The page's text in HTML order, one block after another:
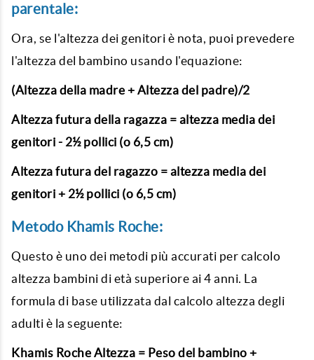
parentale:
Ora, se l'altezza dei genitori è nota, puoi prevedere
l'altezza del bambino usando l'equazione:
(Altezza della madre + Altezza del padre)/2
Altezza futura della ragazza = altezza media dei
genitori - 2½ pollici (o 6,5 cm)
Altezza futura del ragazzo = altezza media dei
genitori + 2½ pollici (o 6,5 cm)
Metodo Khamis Roche:
Questo è uno dei metodi più accurati per calcolo
altezza bambini di età superiore ai 4 anni. La
formula di base utilizzata dal calcolo altezza degli
adulti è la seguente:
Khamis Roche Altezza = Peso del bambino +